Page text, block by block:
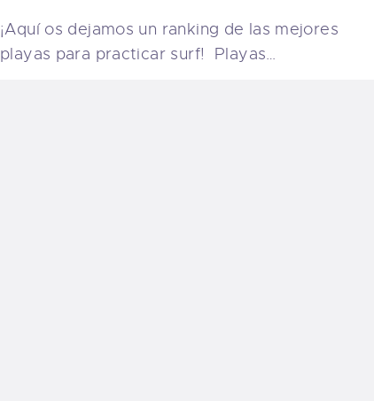
TIENDA FAMILY
¡Aquí os dejamos un ranking de las mejores
playas para practicar surf! Playas…